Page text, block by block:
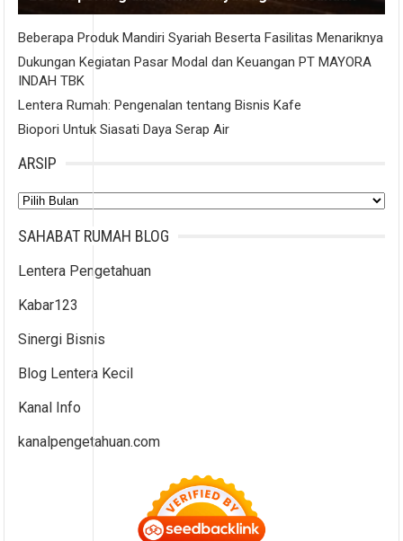
Beberapa Produk Mandiri Syariah Beserta Fasilitas Menariknya
Dukungan Kegiatan Pasar Modal dan Keuangan PT MAYORA
INDAH TBK
Lentera Rumah: Pengenalan tentang Bisnis Kafe
Biopori Untuk Siasati Daya Serap Air
ARSIP
Arsip
SAHABAT RUMAH BLOG
Lentera Pengetahuan
Kabar123
Sinergi Bisnis
Blog Lentera Kecil
Kanal Info
kanalpengetahuan.com